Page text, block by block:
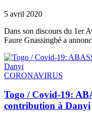
5 avril 2020
Dans son discours du 1er
Faure Gnassingbé a
CORONAVIRUS
Togo / Covid-19:
contribution à Danyi